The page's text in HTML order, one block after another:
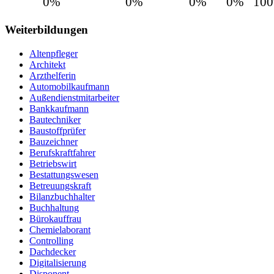
Weiterbildungen
Altenpfleger
Architekt
Arzthelferin
Automobilkaufmann
Außendienstmitarbeiter
Bankkaufmann
Bautechniker
Baustoffprüfer
Bauzeichner
Berufskraftfahrer
Betriebswirt
Bestattungswesen
Betreuungskraft
Bilanzbuchhalter
Buchhaltung
Bürokauffrau
Chemielaborant
Controlling
Dachdecker
Digitalisierung